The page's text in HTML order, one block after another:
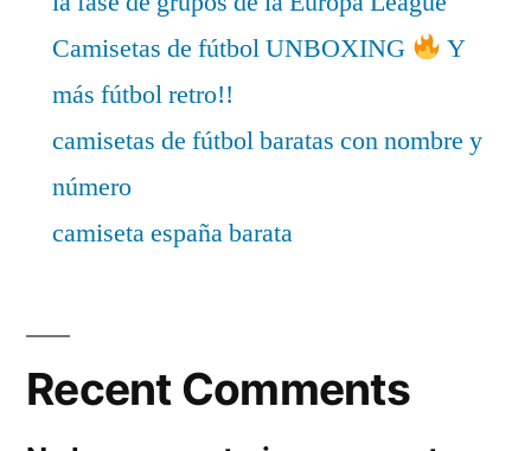
Camisetas de fútbol UNBOXING
Y
más fútbol retro!!
camisetas de fútbol baratas con nombre y
número
camiseta españa barata
Recent Comments